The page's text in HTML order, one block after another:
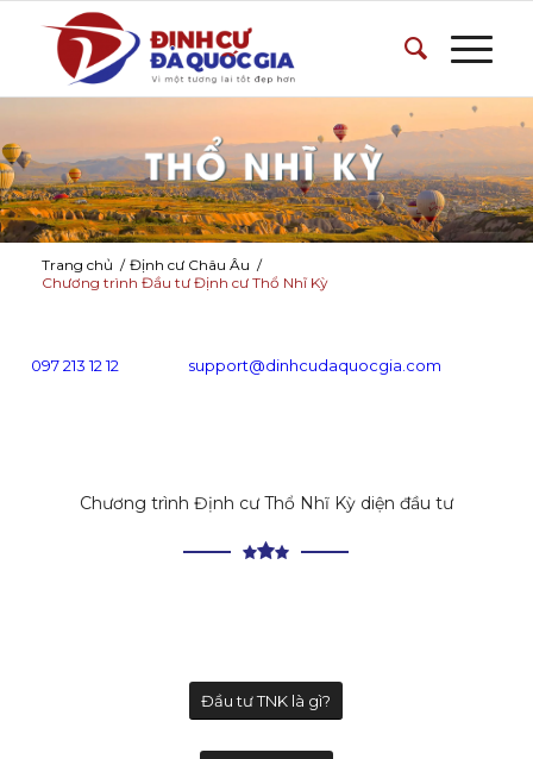
Trang chủ / Định cư Châu Âu /
Chương trình Đầu tư Định cư Thổ Nhĩ Kỳ
097 213 12 12 support@dinhcudaquocgia.com
Chương trình Định cư Thổ Nhĩ Kỳ diện đầu tư
Đầu tư TNK là gì?